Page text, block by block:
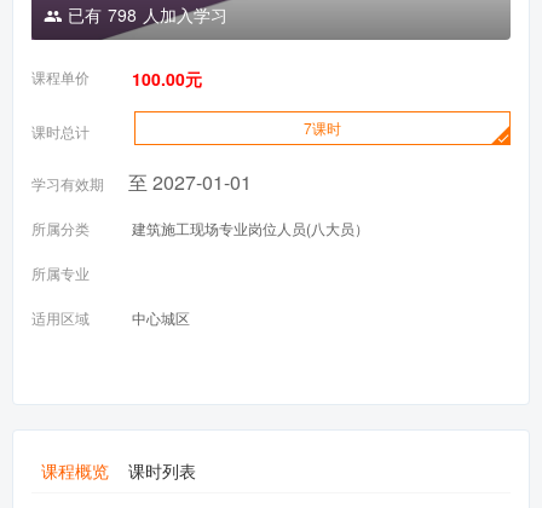
已有 798 人加入学习
课程单价 100.00元
课时总计 7课时
学习有效期 至 2027-01-01
所属分类 建筑施工现场专业岗位人员(八大员）
所属专业
适用区域 中心城区
课程概览 课时列表